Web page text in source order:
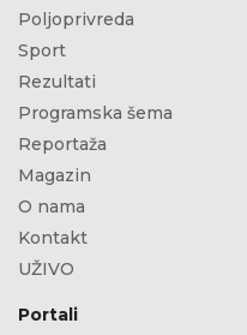
Poljoprivreda
Sport
Rezultati
Programska šema
Reportaža
Magazin
O nama
Kontakt
UŽIVO
Portali